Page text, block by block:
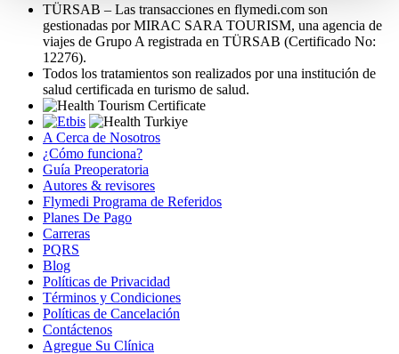
TÜRSAB – Las transacciones en flymedi.com son
gestionadas por MIRAC SARA TOURISM, una agencia de
viajes de Grupo A registrada en TÜRSAB (Certificado No:
12276).
Todos los tratamientos son realizados por una institución de
salud certificada en turismo de salud.
A Cerca de Nosotros
¿Cómo funciona?
Guía Preoperatoria
Autores & revisores
Flymedi Programa de Referidos
Planes De Pago
Carreras
PQRS
Blog
Políticas de Privacidad
Términos y Condiciones
Políticas de Cancelación
Contáctenos
Agregue Su Clínica